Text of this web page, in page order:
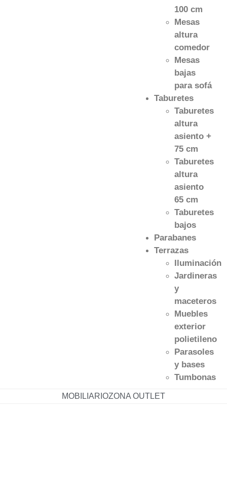
100 cm
Mesas
altura
comedor
Mesas
bajas
para sofá
Taburetes
Taburetes
altura
asiento +
75 cm
Taburetes
altura
asiento
65 cm
Taburetes
bajos
Parabanes
Terrazas
Iluminación
Jardineras
y
maceteros
Muebles
exterior
polietileno
Parasoles
y bases
Tumbonas
MOBILIARIOZONA OUTLET